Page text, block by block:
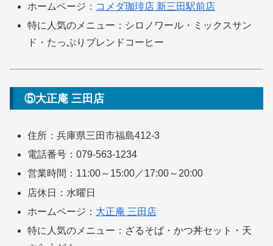
ホームページ： コメダ珈琲店 新三田駅前店
特に人気のメニュー：シロノワール・ミックスサン
ド・たっぷりブレンドコーヒー
⑤大正庵 三田店
住所：兵庫県三田市福島412-3
電話番号：079-563-1234
営業時間：11:00～15:00／17:00～20:00
店休日：水曜日
ホームページ： 大正庵 三田店
特に人気のメニュー：ざるそば・かつ丼セット・天